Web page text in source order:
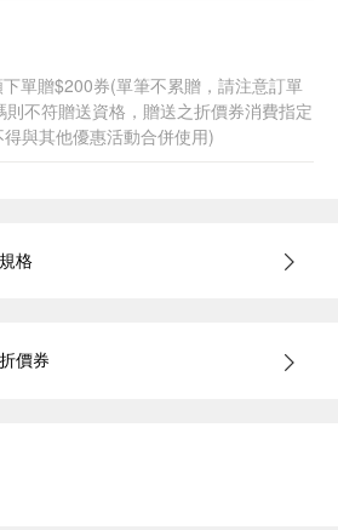
單贈$200券(單筆不累贈，請注意訂單
不符贈送資格，贈送之折價券消費指定
與其他優惠活動合併使用)
格
價券